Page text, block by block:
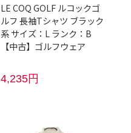
LE COQ GOLF ルコックゴ
ルフ 長袖Tシャツ ブラック
系 サイズ：L ランク：B
【中古】ゴルフウェア
4,235円